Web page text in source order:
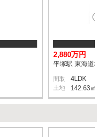
2,880万円
平塚駅 東海道
間取 4LDK
土地 142.63㎡